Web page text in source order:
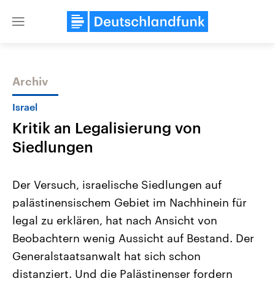
Close
Themen
Landtagswahl Sachsen-Anhalt
2026
Alle Informationen
Sachsen-Anhalt wählt am 6.
September 2026 einen neuen
Landtag. Seit 2021 wird das
Bundesland von einer Koalition aus
USA
Aktuelle Beiträge,
Hintergründe
Wirtschaftlich und
gehören die Vereinigten
den mächtigsten Ländern
mit großem Einfluss auf
Archiv
Israel
Kritik an Legalisierung von
Siedlungen
Der Versuch, israelische Siedlungen auf
palästinensischem Gebiet im Nachhinein für
legal zu erklären, hat nach Ansicht von
Beobachtern wenig Aussicht auf Bestand. Der
Generalstaatsanwalt hat sich schon
distanziert. Und die Palästinenser fordern